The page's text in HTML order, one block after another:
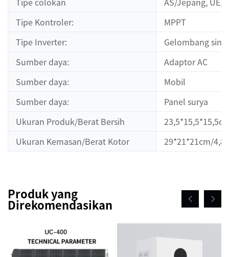
Tipe Kontroler:
MPPT
Tipe Inverter:
Gelombang
Sumber daya:
Adaptor AC
Sumber daya:
Mobil
Sumber daya:
Panel surya
Ukuran Produk/Berat Bersih
Ukuran Kemasan/Berat Kotor
29*21*21cm/
Produk yang
Direkomendasikan